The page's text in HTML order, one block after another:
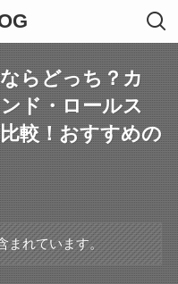
らどっち？カ
ド・ロールス
較！おすすめの
まれています。